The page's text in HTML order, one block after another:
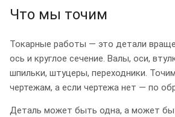
Что мы точим
Токарные работы — это детали
ось и круглое сечение. Валы, оси,
шпильки, штуцеры, переходники.
чертежам, а если чертежа нет — по
Деталь может быть одна, а может